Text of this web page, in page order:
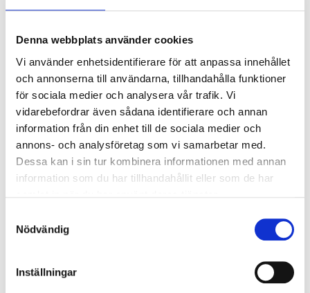
Denna webbplats använder cookies
Vi använder enhetsidentifierare för att anpassa innehållet
och annonserna till användarna, tillhandahålla funktioner
för sociala medier och analysera vår trafik. Vi
vidarebefordrar även sådana identifierare och annan
information från din enhet till de sociala medier och
annons- och analysföretag som vi samarbetar med.
Dessa kan i sin tur kombinera informationen med annan
information som du har tillhandahållit eller som de har
Nödvändig
Inställningar
Karmdjup: 105 mm
Låskista: Assa 2500
U-ärde: 0,89
Dörrbroms medföljer (För att garanti ska gälla,
måste medlevererad dörrbroms vara monterad
enligt medsänd monteringsanvisning)
bredden/höjden på "hålet" där enheten kommer att
placeras.